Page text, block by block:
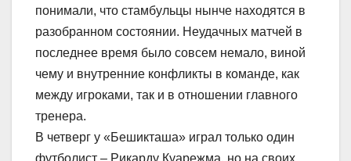
понимали, что стамбульцы нынче находятся в
разобранном состоянии. Неудачных матчей в
последнее время было совсем немало, виной
чему и внутренние конфликты в команде, как
между игроками, так и в отношении главного
тренера.
В четверг у «Бешикташа» играл только один